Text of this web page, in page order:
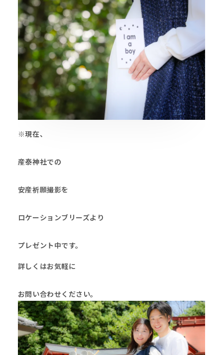
※現在、
産泰神社での
安産祈願撮影を
ロケーションブリーズより
プレゼント中です。
詳しくはお気軽に
お問い合わせください。